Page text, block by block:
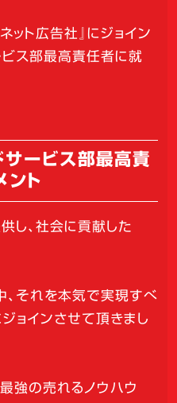
ト広告社』にジョイン
ビス部最高責任者に就
サービス部最高責
ント
し、社会に貢献した
、それを本気で実現すべ
ジョインさせて頂きまし
最強の売れるノウハウ